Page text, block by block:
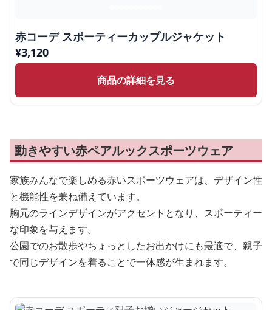
赤コーデ スポーティーカップルジャケット
¥3,120
商品の詳細を見る
動きやすい赤ペアルックスポーツウェア
家族みんなで楽しめる赤いスポーツウェアは、デザイン性
と機能性を兼ね備えています。
胸元のラインデザインがアクセントとなり、スポーティー
な印象を与えます。
公園でのお散歩やちょっとしたお出かけにも最適で、親子
で同じデザインを着ることで一体感が生まれます。